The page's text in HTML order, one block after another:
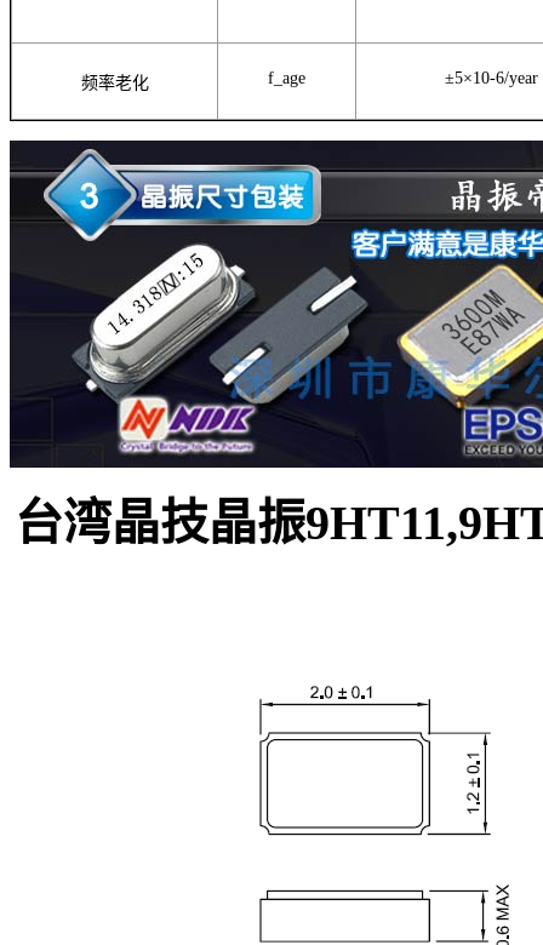
频率老化 f_age ±5×10-6/year
台湾晶技晶振